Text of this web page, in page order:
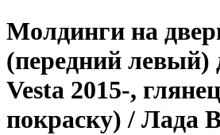
Молдинги на
(передний левый)
Vesta 2015-,
покраску) / Лада